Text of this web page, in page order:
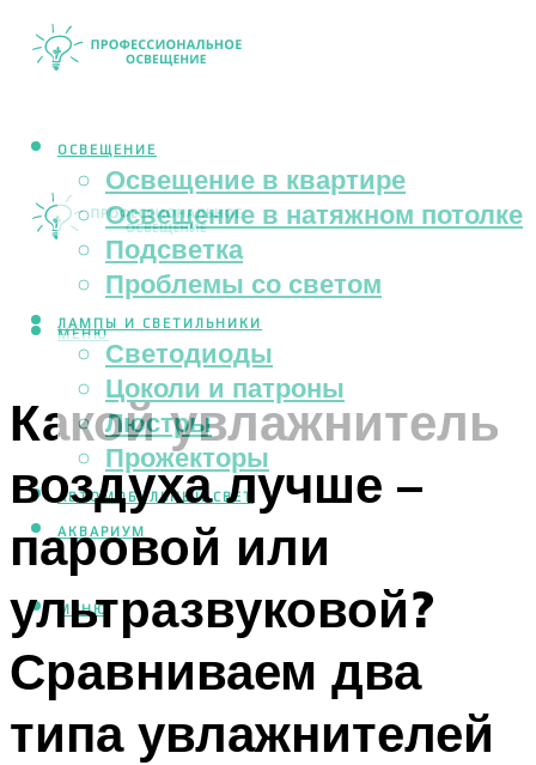
ОСВЕЩЕНИЕ
Освещение в квартире
Освещение в натяжном потолке
Подсветка
Проблемы со светом
ЛАМПЫ И СВЕТИЛЬНИКИ
Светодиоды
Цоколи и патроны
Люстры
Прожекторы
АВТОМОБИЛЬНЫЙ СВЕТ
АКВАРИУМ
МЕНЮ
МЕНЮ
Какой увлажнитель
воздуха лучше –
паровой или
ультразвуковой?
Сравниваем два
типа увлажнителей